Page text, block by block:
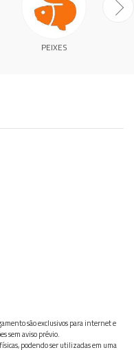
PEIXES
são exclusivos para internet e
sem aviso prévio.
podendo ser utilizadas em uma